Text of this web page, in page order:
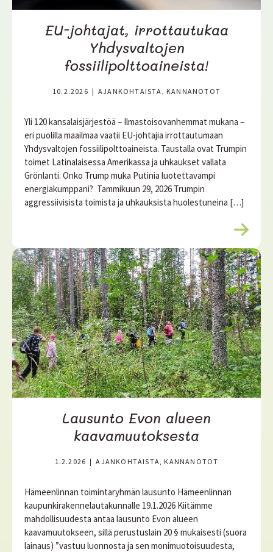
EU-johtajat, irrottautukaa
Yhdysvaltojen
fossiilipolttoaineista!
10.2.2026 | AJANKOHTAISTA, KANNANOTOT
Yli 120 kansalaisjärjestöä – Ilmastoisovanhemmat mukana –
eri puolilla maailmaa vaatii EU-johtajia irrottautumaan
Yhdysvaltojen fossiilipolttoaineista. Taustalla ovat Trumpin
toimet Latinalaisessa Amerikassa ja uhkaukset vallata
Grönlanti. Onko Trump muka Putinia luotettavampi
energiakumppani? Tammikuun 29, 2026 Trumpin
aggressiivisista toimista ja uhkauksista huolestuneina […]
L
e
l
i
s
ä
ä
Lausunto Evon alueen
kaavamuutoksesta
1.2.2026 | AJANKOHTAISTA, KANNANOTOT
Hämeenlinnan toimintaryhmän lausunto Hämeenlinnan
kaupunkirakennelautakunnalle 19.1.2026 Kiitämme
mahdollisuudesta antaa lausunto Evon alueen
kaavamuutokseen, sillä perustuslain 20 § mukaisesti (suora
lainaus) ”vastuu luonnosta ja sen monimuotoisuudesta,